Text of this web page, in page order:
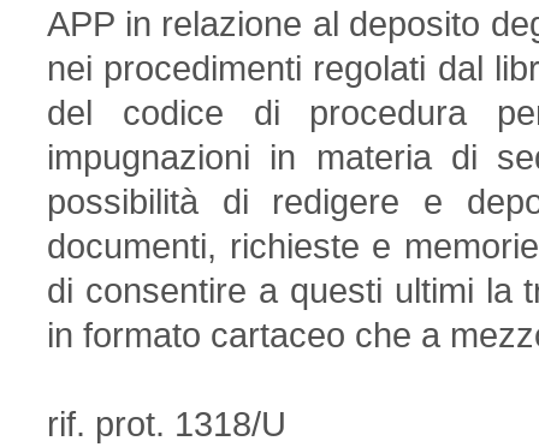
APP in relazione al deposito
nei procedimenti regolati dal
del codice di procedura
impugnazioni in materia di
possibilità di redigere e
documenti, richieste e
di consentire a questi ultimi la
in formato cartaceo che a
rif. prot. 1318/U